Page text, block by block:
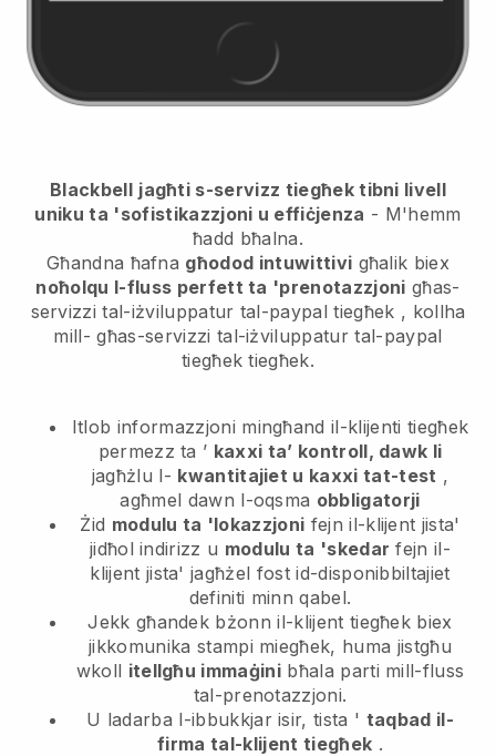
Blackbell jagħti s-servizz tiegħek tibni livell
uniku ta 'sofistikazzjoni u effiċjenza - M'hemm
ħadd bħalna.
Għandna ħafna għodod intuwittivi għalik biex
noħolqu l-fluss perfett ta 'prenotazzjoni għas-
servizzi tal-iżviluppatur tal-paypal tiegħek , kollha
mill-għas-servizzi tal-iżviluppatur tal-paypal
tiegħek tiegħek.
Itlob informazzjoni mingħand il-klijenti tiegħek
permezz ta ’ kaxxi ta’ kontroll, dawk li
jagħżlu l- kwantitajiet u kaxxi tat-test ,
agħmel dawn l-oqsma obbligatorji
Żid modulu ta 'lokazzjoni fejn il-klijent jista'
jidħol indirizz u modulu ta 'skedar fejn il-
klijent jista' jagħżel fost id-disponibbiltajiet
definiti minn qabel.
Jekk għandek bżonn il-klijent tiegħek biex
jikkomunika stampi miegħek, huma jistgħu
wkoll itellgħu immaġini bħala parti mill-fluss
tal-prenotazzjoni.
U ladarba l-ibbukkjar isir, tista ' taqbad il-
firma tal-klijent tiegħek .